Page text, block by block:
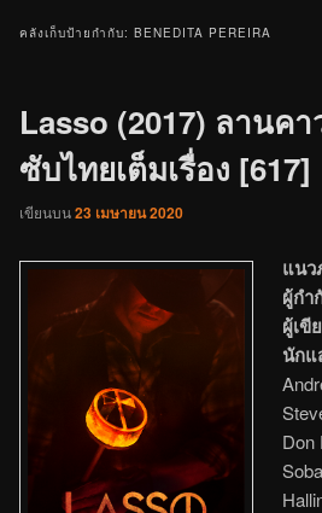
คลังเก็บป้ายกำกับ: BENEDITA PEREIRA
Lasso (2017) ลานค
ซับไทยเต็มเรื่อง [617]
เขียนบน23 เมษายน 2020
แนว
ผู้กำ
ผู้เขี
นักแ
Don